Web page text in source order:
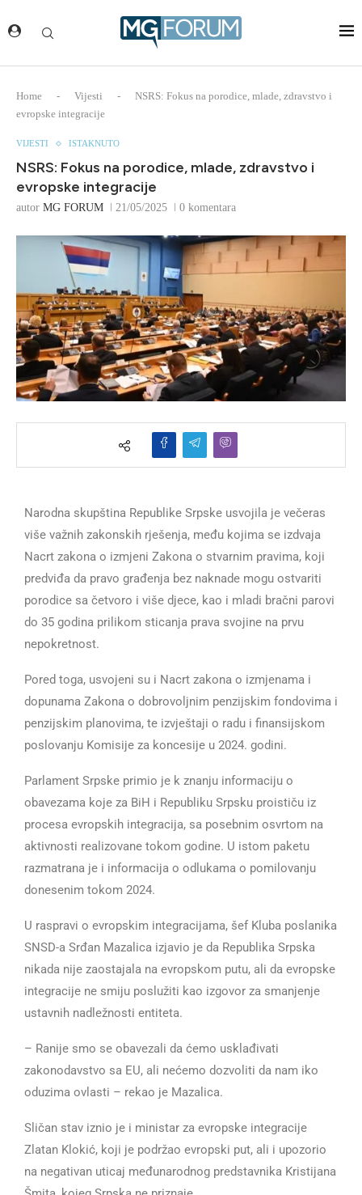
Home - Vijesti -
NSRS: Fokus na porodice, mlade, zdravstvo i
evropske integracije
VIJESTI ISTAKNUTO
NSRS: Fokus na porodice, mlade, zdravstvo i
evropske integracije
autor MG FORUM 21/05/2025 0 komentara
Narodna skupština Republike Srpske usvojila je večeras
više važnih zakonskih rješenja, među kojima se izdvaja
Nacrt zakona o izmjeni Zakona o stvarnim pravima, koji
predviđa da pravo građenja bez naknade mogu ostvariti
porodice sa četvoro i više djece, kao i mladi bračni parovi
do 35 godina prilikom sticanja prava svojine na prvu
nepokretnost.
Pored toga, usvojeni su i Nacrt zakona o izmjenama i
dopunama Zakona o dobrovoljnim penzijskim fondovima i
penzijskim planovima, te izvještaji o radu i finansijskom
poslovanju Komisije za koncesije u 2024. godini.
Parlament Srpske primio je k znanju informaciju o
obavezama koje za BiH i Republiku Srpsku proističu iz
procesa evropskih integracija, sa posebnim osvrtom na
aktivnosti realizovane tokom godine. U istom paketu
razmatrana je i informacija o odlukama o pomilovanju
donesenim tokom 2024.
U raspravi o evropskim integracijama, šef Kluba poslanika
SNSD-a Srđan Mazalica izjavio je da Republika Srpska
nikada nije zaostajala na evropskom putu, ali da evropske
integracije ne smiju poslužiti kao izgovor za smanjenje
ustavnih nadležnosti entiteta.
– Ranije smo se obavezali da ćemo usklađivati
zakonodavstvo sa EU, ali nećemo dozvoliti da nam iko
oduzima ovlasti – rekao je Mazalica.
Sličan stav iznio je i ministar za evropske integracije
Zlatan Klokić, koji je podržao evropski put, ali i upozorio
na negativan uticaj međunarodnog predstavnika Kristijana